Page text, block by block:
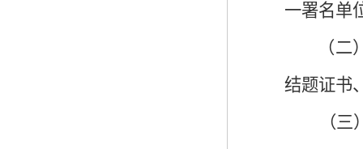
一署名单
（
结题证书
（三